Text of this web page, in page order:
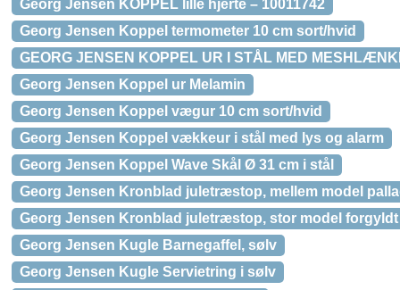
Georg Jensen KOPPEL lille hjerte – 10011742
Georg Jensen Koppel termometer 10 cm sort/hvid
GEORG JENSEN KOPPEL UR I STÅL MED
Georg Jensen Koppel ur Melamin
Georg Jensen Koppel vægur 10 cm sort/hvid
Georg Jensen Koppel vækkeur i stål med lys og alarm
Georg Jensen Koppel Wave Skål Ø 31 cm i stål
Georg Jensen Kronblad juletræstop, mellem model
Georg Jensen Kronblad juletræstop, stor model forgyldt
Georg Jensen Kugle Barnegaffel, sølv
Georg Jensen Kugle Servietring i sølv